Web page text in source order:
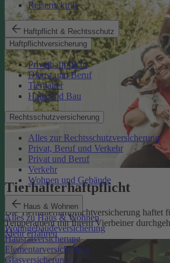
Reiserücktritt
Haftpflicht & Rechtsschutz
Haftpflichtversicherung
Privathaftpflicht
Dienst und Beruf
Tierhalter
Haus und Bau
Rechtsschutzversicherung
Alles zur Rechtsschutzversicherung
Privat, Beruf und Verkehr
Privat und Beruf
Verkehr
Wohnen und Gebäude
Haus & Wohnen
Alles zu Haus & Wohnen
Wohngebäudeversicherung
Hausratversicherung
Elementarversicherung
Glasversicherung
Tierhalterhaftpflicht
Die Tierhalterhaftpflichtversicherung haftet
Temperament mit Ihrem Vierbeiner
Mehr erfahren